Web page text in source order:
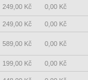
249,00 Kč 0,00 Kč
249,00 Kč 0,00 Kč
589,00 Kč 0,00 Kč
199,00 Kč 0,00 Kč